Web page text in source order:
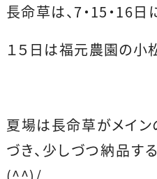
長命草は、7・15・16日
１５日は福元農園の小
夏場は長命草がメイン
づき、少しづつ納品す
(^^)/